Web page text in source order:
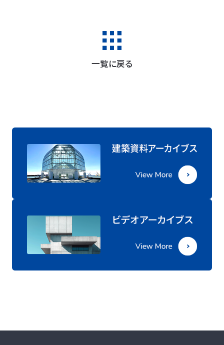
一覧に戻る